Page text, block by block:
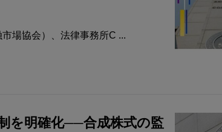
場協会）、法律事務所C ...
を明確化──合成株式の監